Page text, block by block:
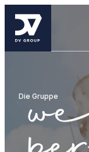
Die Gruppe